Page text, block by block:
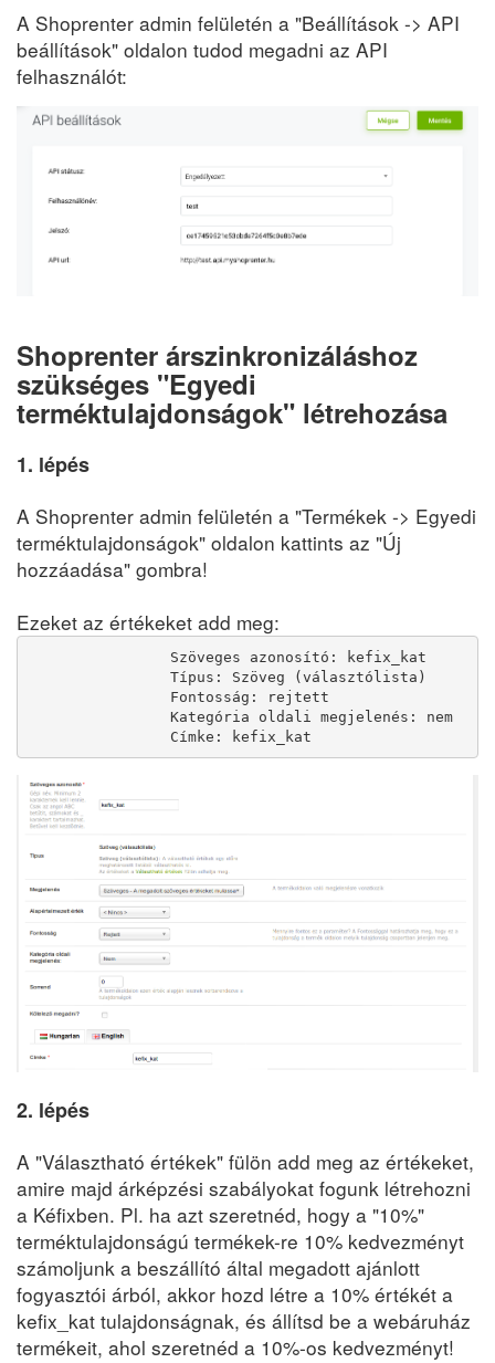
A Shoprenter admin felületén a "Beállítások -> API
beállítások" oldalon tudod megadni az API
felhasználót:
Shoprenter árszinkronizáláshoz
szükséges "Egyedi
terméktulajdonságok" létrehozása
1. lépés
A Shoprenter admin felületén a "Termékek -> Egyedi
terméktulajdonságok" oldalon kattints az "Új
hozzáadása" gombra!
Ezeket az értékeket add meg:
                Szöveges azonosító: kefix_kat
                Típus: Szöveg (választólista)
                Fontosság: rejtett
                Kategória oldali megjelenés: nem
                Címke: kefix_kat
2. lépés
A "Választható értékek" fülön add meg az értékeket,
amire majd árképzési szabályokat fogunk létrehozni
a Kéfixben. Pl. ha azt szeretnéd, hogy a "10%"
terméktulajdonságú termékek-re 10% kedvezményt
számoljunk a beszállító által megadott ajánlott
fogyasztói árból, akkor hozd létre a 10% értékét a
kefix_kat tulajdonságnak, és állítsd be a webáruház
termékeit, ahol szeretnéd a 10%-os kedvezményt!